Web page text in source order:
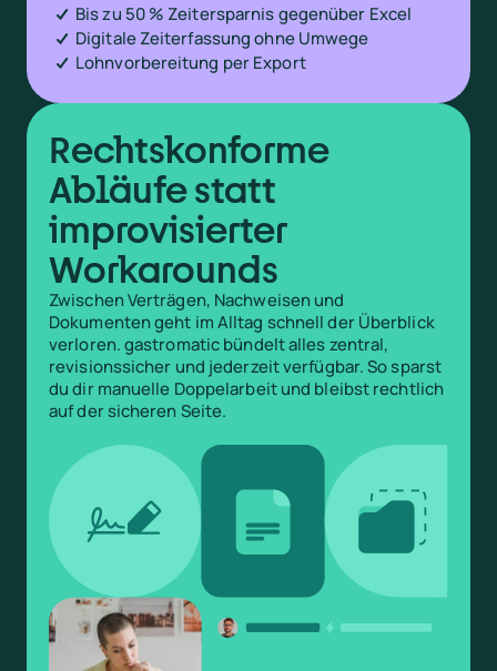
Bis zu 50 % Zeitersparnis gegenüber Excel
Digitale Zeiterfassung ohne Umwege
Lohnvorbereitung per Export
Rechtskonforme
Abläufe statt
improvisierter
Workarounds
Zwischen Verträgen, Nachweisen und
Dokumenten geht im Alltag schnell der Überblick
verloren. gastromatic bündelt alles zentral,
revisionssicher und jederzeit verfügbar. So sparst
du dir manuelle Doppelarbeit und bleibst rechtlich
auf der sicheren Seite.